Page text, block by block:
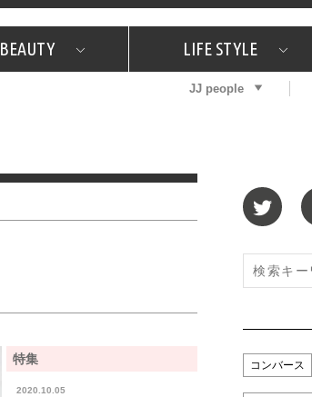
JJスタッフの"それどこの"？
BEAUTY
コスメ全部試してみた
LIFE STYLE
JJグルメガイド エンタ
JJ people
特集
2020.10.05
コンバース